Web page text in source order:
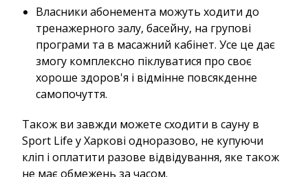
Власники абонемента можуть ходити до
тренажерного залу, басейну, на групові
програми та в масажний кабінет. Усе це дає
змогу комплексно піклуватися про своє
хороше здоров'я і відмінне повсякденне
самопочуття.
Також ви завжди можете сходити в сауну в
Sport Life у Харкові одноразово, не купуючи
кліп і оплатити разове відвідування, яке також
не має обмежень за часом.